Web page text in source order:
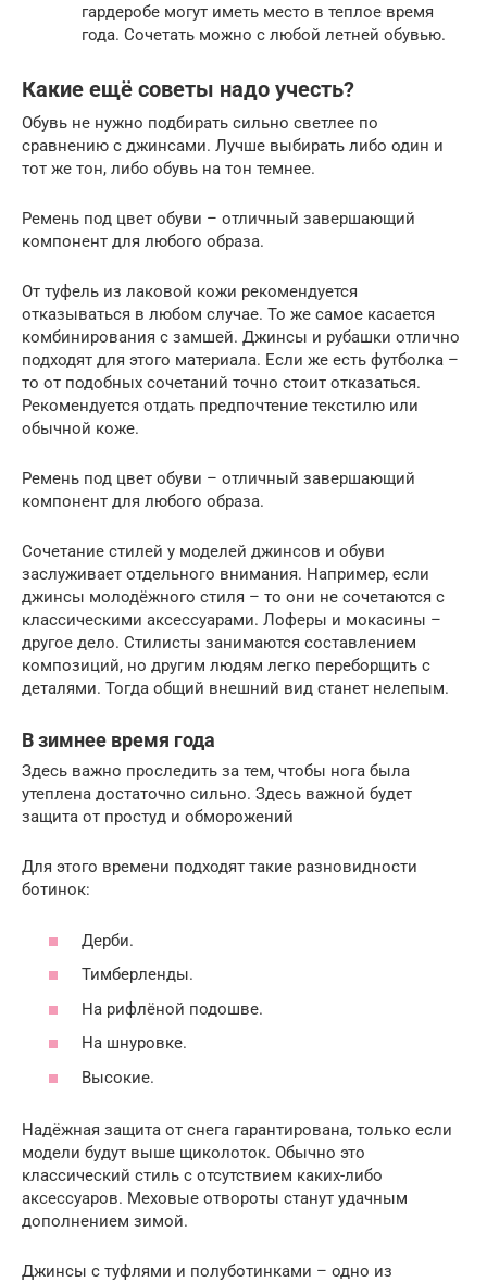
гардеробе могут иметь место в теплое время
года. Сочетать можно с любой летней обувью.
Какие ещё советы надо учесть?
Обувь не нужно подбирать сильно светлее по
сравнению с джинсами. Лучше выбирать либо один и
тот же тон, либо обувь на тон темнее.
Ремень под цвет обуви – отличный завершающий
компонент для любого образа.
От туфель из лаковой кожи рекомендуется
отказываться в любом случае. То же самое касается
комбинирования с замшей. Джинсы и рубашки отлично
подходят для этого материала. Если же есть футболка –
то от подобных сочетаний точно стоит отказаться.
Рекомендуется отдать предпочтение текстилю или
обычной коже.
Ремень под цвет обуви – отличный завершающий
компонент для любого образа.
Сочетание стилей у моделей джинсов и обуви
заслуживает отдельного внимания. Например, если
джинсы молодёжного стиля – то они не сочетаются с
классическими аксессуарами. Лоферы и мокасины –
другое дело. Стилисты занимаются составлением
композиций, но другим людям легко переборщить с
деталями. Тогда общий внешний вид станет нелепым.
В зимнее время года
Здесь важно проследить за тем, чтобы нога была
утеплена достаточно сильно. Здесь важной будет
защита от простуд и обморожений
Для этого времени подходят такие разновидности
ботинок:
Дерби.
Тимберленды.
На рифлёной подошве.
На шнуровке.
Высокие.
Надёжная защита от снега гарантирована, только если
модели будут выше щиколоток. Обычно это
классический стиль с отсутствием каких-либо
аксессуаров. Меховые отвороты станут удачным
дополнением зимой.
Джинсы с туфлями и полуботинками – одно из